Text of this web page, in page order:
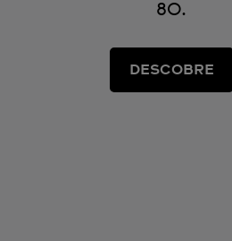
80.
DESCOBRE